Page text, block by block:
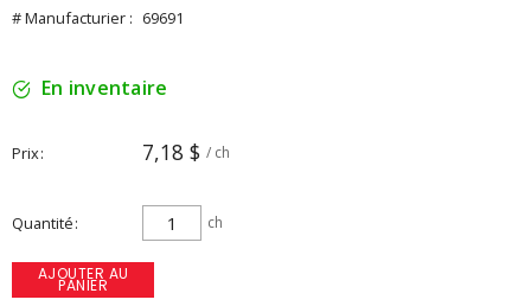
# Manufacturier : 69691
En inventaire
Prix 7,18 $ / ch
Quantité ch
AJOUTER AU
PANIER